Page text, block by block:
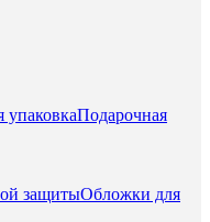
упаковкаПодарочная
защитыОбложки для